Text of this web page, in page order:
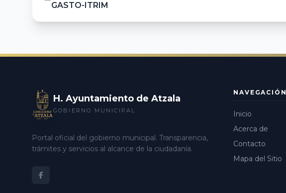
GASTO-ITRIM
H. Ayuntamiento de Atzala
GOBIERNO MUNICIPAL
Portal oficial del gobierno municipal. Transparencia,
trámites y servicios al alcance de la ciudadanía.
NAVEGACIÓN
Inicio
Acerca de
Contacto
Mapa del Sitio